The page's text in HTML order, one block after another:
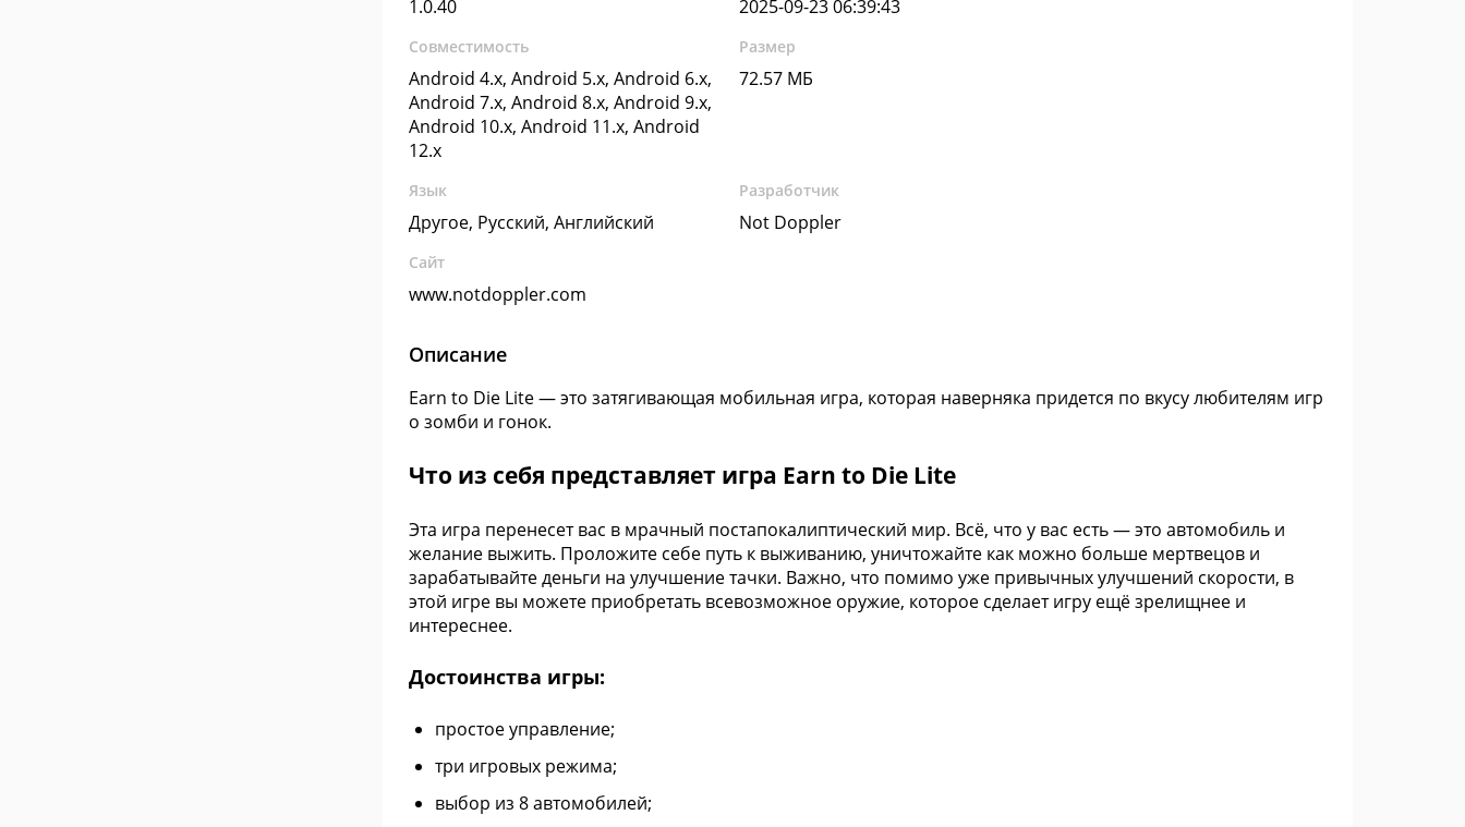
1.0.40 2025-09-23 06:39:43
Совместимость
Android 4.x, Android 5.x, Android 6.x,
Android 7.x, Android 8.x, Android 9.x,
Android 10.x, Android 11.x, Android
12.x
Размер
72.57 МБ
Язык
Другое, Русский, Английский
Разработчик
Not Doppler
Сайт
www.notdoppler.com
Описание
Earn to Die Lite — это затягивающая мобильная игра, которая наверняка придется по вкусу любителям игр
о зомби и гонок.
Что из себя представляет игра Earn to Die Lite
Эта игра перенесет вас в мрачный постапокалиптический мир. Всё, что у вас есть — это автомобиль и
желание выжить. Проложите себе путь к выживанию, уничтожайте как можно больше мертвецов и
зарабатывайте деньги на улучшение тачки. Важно, что помимо уже привычных улучшений скорости, в
этой игре вы можете приобретать всевозможное оружие, которое сделает игру ещё зрелищнее и
интереснее.
Достоинства игры:
простое управление;
три игровых режима;
выбор из 8 автомобилей;